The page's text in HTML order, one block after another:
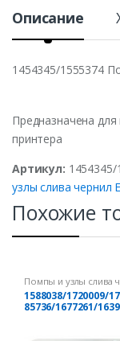
y
Описание
1454345/1555374
Предназначена
принтера
Артикул: 1454345/
узлы слива чернил
Похожие
Помпы и узлы слива
EPSON
1588038/1720009/
85736/1677261/